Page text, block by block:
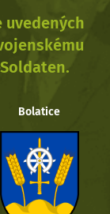
uvedených
Bolatice